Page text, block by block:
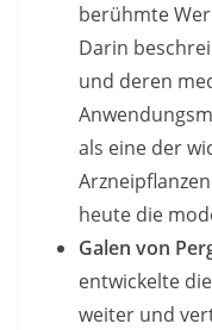
berühmte
Darin
und deren
als eine der
heute die
Galen von
entwickelte
weiter und